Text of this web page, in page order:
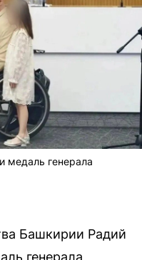
медаль генерала
Башкирии Радий
генерала